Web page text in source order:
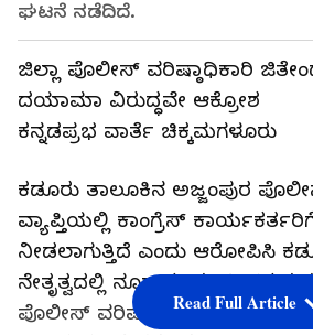
ಘಟನೆ ನಡೆದಿದೆ.
ಜಿಲ್ಲಾ ಪೊಲೀಸ್‌ ವರಿಷ್ಠಾಧಿಕಾರಿ
ದಯಾಮಾ ವಿರುದ್ಧವೇ ಆಕ್ರೋಶ
ಕನ್ನಡಪ್ರಭ ವಾರ್ತೆ ಚಿಕ್ಕಮಗಳೂರು
ಕಡೂರು ತಾಲೂಕಿನ ಅಜ್ಜಂಪುರ
ವ್ಯಾಪ್ತಿಯಲ್ಲಿ ಕಾಂಗ್ರೆಸ್‌
ನೀಡಲಾಗುತ್ತಿದೆ ಎಂದು ಆರೋಪಿಸಿ
ನೇತೃತ್ವದಲ್ಲಿ ನೂರಾರು ಮಂದಿ
ಪೊಲೀಸ್‌ ವರಿಷ್ಠಾಧಿಕಾರಿ ಕಚೇರಿಗೆ
Read Full Article